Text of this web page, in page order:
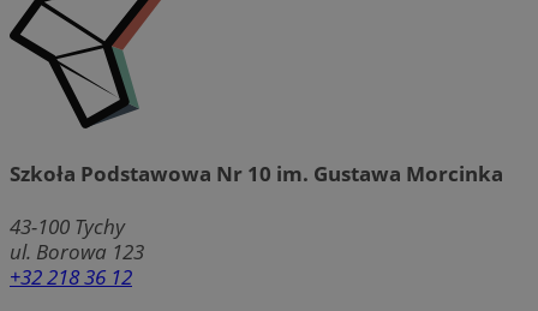
Szkoła Podstawowa Nr 10 im. Gustawa Morcinka
43-100 Tychy
ul. Borowa 123
+32 218 36 12